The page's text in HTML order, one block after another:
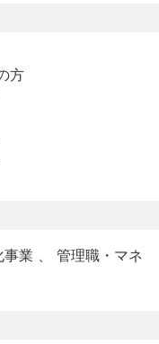
を理解し、店長と
（タニザワ大学）
キルを研鑽していた
、単なる店舗運営
タッフ育成制度の仕
、より経営に近い領
ることができるた
し合える体制とな
。
続支給実績あり）
方
事業
管理職・マネ